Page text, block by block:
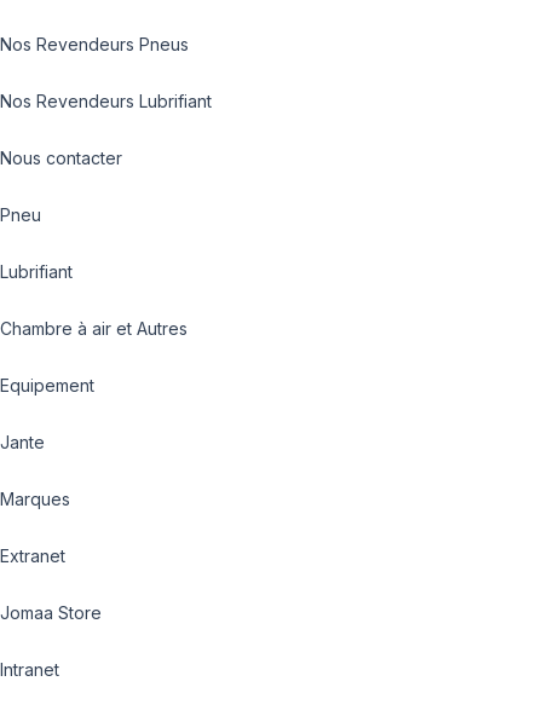
Nos Revendeurs Pneus
Nos Revendeurs Lubrifiant
Nous contacter
Pneu
Lubrifiant
Chambre à air et Autres
Equipement
Jante
Marques
Extranet
Jomaa Store
Intranet